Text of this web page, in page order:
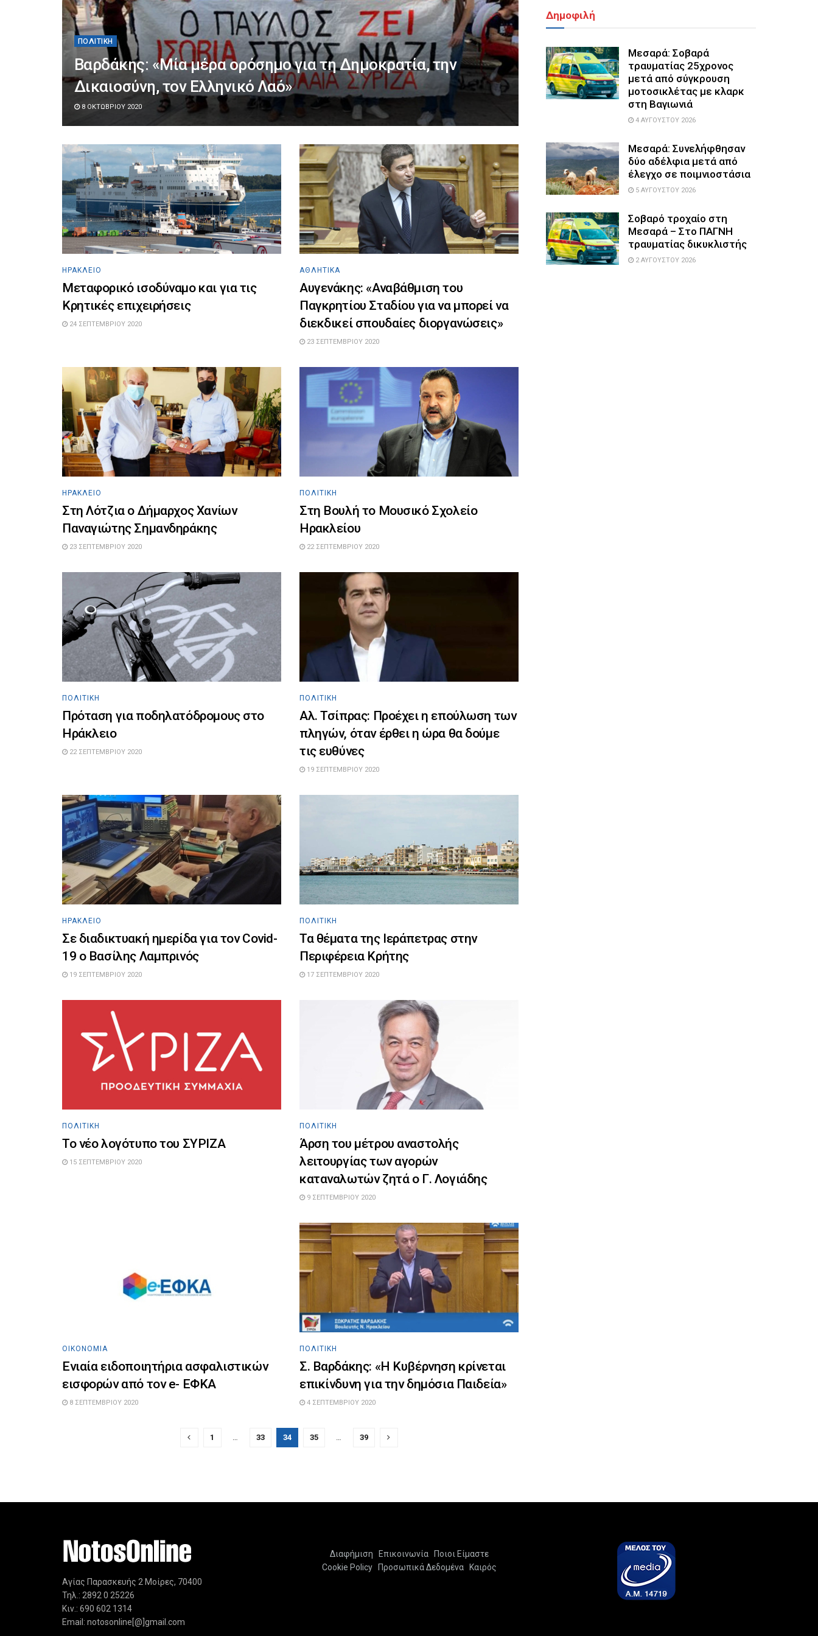
ΠΟΛΙΤΙΚΉ
Βαρδάκης: «Μία μέρα ορόσημο για τη Δημοκρατία, την
Δικαιοσύνη, τον Ελληνικό Λαό»
8 ΟΚΤΩΒΡΊΟΥ 2020
ΗΡΆΚΛΕΙΟ
Μεταφορικό ισοδύναμο και για τις
Κρητικές επιχειρήσεις
24 ΣΕΠΤΕΜΒΡΊΟΥ 2020
ΑΘΛΗΤΙΚΆ
Αυγενάκης: «Αναβάθμιση του
Παγκρητίου Σταδίου για να μπορεί να
διεκδικεί σπουδαίες διοργανώσεις»
23 ΣΕΠΤΕΜΒΡΊΟΥ 2020
ΗΡΆΚΛΕΙΟ
Στη Λότζια ο Δήμαρχος Χανίων
Παναγιώτης Σημανδηράκης
23 ΣΕΠΤΕΜΒΡΊΟΥ 2020
ΠΟΛΙΤΙΚΉ
Στη Βουλή το Μουσικό Σχολείο
Ηρακλείου
22 ΣΕΠΤΕΜΒΡΊΟΥ 2020
ΠΟΛΙΤΙΚΉ
Πρόταση για ποδηλατόδρομους στο
Ηράκλειο
22 ΣΕΠΤΕΜΒΡΊΟΥ 2020
ΠΟΛΙΤΙΚΉ
Αλ. Τσίπρας: Προέχει η επούλωση των
πληγών, όταν έρθει η ώρα θα δούμε
τις ευθύνες
19 ΣΕΠΤΕΜΒΡΊΟΥ 2020
ΗΡΆΚΛΕΙΟ
Σε διαδικτυακή ημερίδα για τον Covid-
19 ο Βασίλης Λαμπρινός
19 ΣΕΠΤΕΜΒΡΊΟΥ 2020
ΠΟΛΙΤΙΚΉ
Τα θέματα της Ιεράπετρας στην
Περιφέρεια Κρήτης
17 ΣΕΠΤΕΜΒΡΊΟΥ 2020
ΠΟΛΙΤΙΚΉ
Το νέο λογότυπο του ΣΥΡΙΖΑ
15 ΣΕΠΤΕΜΒΡΊΟΥ 2020
ΠΟΛΙΤΙΚΉ
Άρση του μέτρου αναστολής
λειτουργίας των αγορών
καταναλωτών ζητά ο Γ. Λογιάδης
9 ΣΕΠΤΕΜΒΡΊΟΥ 2020
ΟΙΚΟΝΟΜΊΑ
Ενιαία ειδοποιητήρια ασφαλιστικών
εισφορών από τον e- ΕΦΚΑ
8 ΣΕΠΤΕΜΒΡΊΟΥ 2020
ΠΟΛΙΤΙΚΉ
Σ. Βαρδάκης: «Η Κυβέρνηση κρίνεται
επικίνδυνη για την δημόσια Παιδεία»
4 ΣΕΠΤΕΜΒΡΊΟΥ 2020
1 … 33 34 35 … 39
Δημοφιλή
Μεσαρά: Σοβαρά
τραυματίας 25χρονος
μετά από σύγκρουση
μοτοσικλέτας με κλαρκ
στη Βαγιωνιά
4 ΑΥΓΟΎΣΤΟΥ 2026
Μεσαρά: Συνελήφθησαν
δύο αδέλφια μετά από
έλεγχο σε ποιμνιοστάσια
5 ΑΥΓΟΎΣΤΟΥ 2026
Σοβαρό τροχαίο στη
Μεσαρά – Στο ΠΑΓΝΗ
τραυματίας δικυκλιστής
2 ΑΥΓΟΎΣΤΟΥ 2026
Αγίας Παρασκευής 2 Μοίρες, 70400
Τηλ.: 2892 0 25226
Κιν.: 690 602 1314
Email: notosonline[@]gmail.com
Διαφήμιση Επικοινωνία
Ποιοι Είμαστε
Cookie Policy
Προσωπικά Δεδομένα Καιρός